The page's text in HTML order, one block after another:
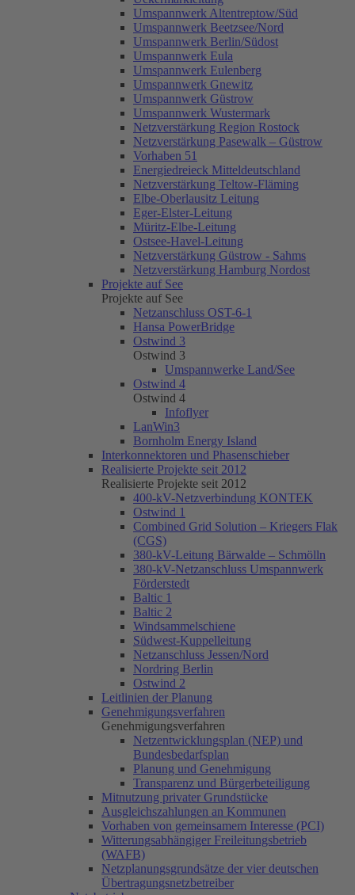
Umspannwerk Altentreptow/Süd
Umspannwerk Beetzsee/Nord
Umspannwerk Berlin/Südost
Umspannwerk Eula
Umspannwerk Eulenberg
Umspannwerk Gnewitz
Umspannwerk Güstrow
Umspannwerk Wustermark
Netzverstärkung Region Rostock
Netzverstärkung Pasewalk – Güstrow
Vorhaben 51
Energiedreieck Mitteldeutschland
Netzverstärkung Teltow-Fläming
Elbe-Oberlausitz Leitung
Eger-Elster-Leitung
Müritz-Elbe-Leitung
Ostsee-Havel-Leitung
Netzverstärkung Güstrow - Sahms
Netzverstärkung Hamburg Nordost
Projekte auf See
Projekte auf See
Netzanschluss OST-6-1
Hansa PowerBridge
Ostwind 3
Ostwind 3
Umspannwerke Land/See
Ostwind 4
Ostwind 4
Infoflyer
LanWin3
Bornholm Energy Island
Interkonnektoren und Phasenschieber
Realisierte Projekte seit 2012
Realisierte Projekte seit 2012
400-kV-Netzverbindung KONTEK
Ostwind 1
Combined Grid Solution – Kriegers Flak
(CGS)
380-kV-Leitung Bärwalde – Schmölln
380-kV-Netzanschluss Umspannwerk
Förderstedt
Baltic 1
Baltic 2
Windsammelschiene
Südwest-Kuppelleitung
Netzanschluss Jessen/Nord
Nordring Berlin
Ostwind 2
Leitlinien der Planung
Genehmigungsverfahren
Genehmigungsverfahren
Netzentwicklungsplan (NEP) und
Bundesbedarfsplan
Planung und Genehmigung
Transparenz und Bürgerbeteiligung
Mitnutzung privater Grundstücke
Ausgleichszahlungen an Kommunen
Vorhaben von gemeinsamem Interesse (PCI)
Witterungsabhängiger Freileitungsbetrieb
(WAFB)
Netzplanungsgrundsätze der vier deutschen
Übertragungsnetzbetreiber